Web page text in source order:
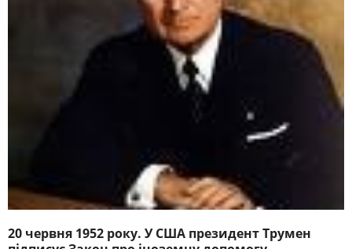
20 червня 1952 року. У США президент Трумен